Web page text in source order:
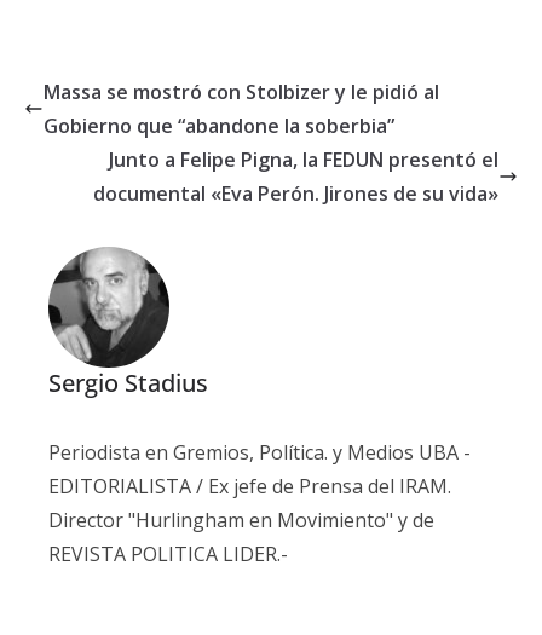
Massa se mostró con Stolbizer y le pidió al
Gobierno que “abandone la soberbia”
Junto a Felipe Pigna, la FEDUN presentó el
documental «Eva Perón. Jirones de su vida»
Sergio Stadius
Periodista en Gremios, Política. y Medios UBA -
EDITORIALISTA / Ex jefe de Prensa del IRAM.
Director "Hurlingham en Movimiento" y de
REVISTA POLITICA LIDER.-